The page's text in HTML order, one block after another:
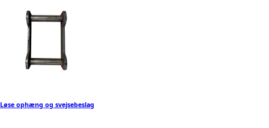
Løse ophæng og svejsebeslag